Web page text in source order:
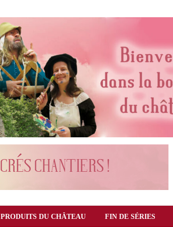
PRODUITS DU CHÂTEAU FIN DE SÉRIES